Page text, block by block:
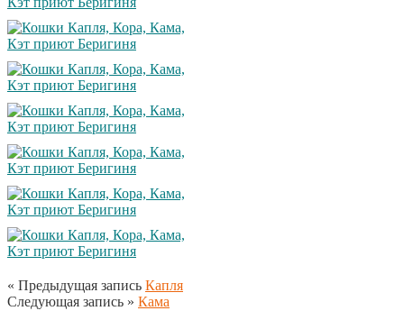
« Предыдущая запись Капля
Следующая запись » Кама